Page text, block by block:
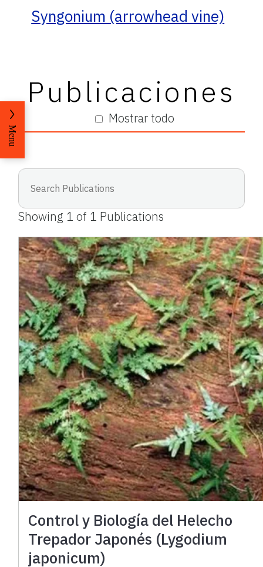
Syngonium (arrowhead vine)
Mostrar todo
Publicaciones
Showing 1 of 1 Publications
Control y Biología del Helecho
Trepador Japonés (Lygodium
japonicum)
Menu